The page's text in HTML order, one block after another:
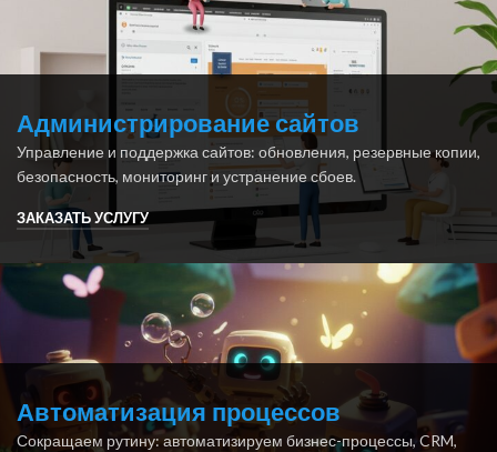
Администрирование сайтов
Управление и поддержка сайтов: обновления, резервные копии,
безопасность, мониторинг и устранение сбоев.
ЗАКАЗАТЬ УСЛУГУ
Автоматизация процессов
Сокращаем рутину: автоматизируем бизнес-процессы, CRM,